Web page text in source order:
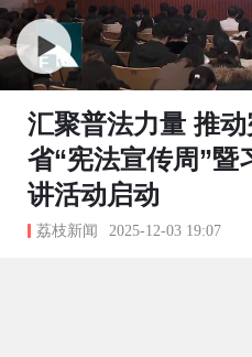
汇聚普法力量 推
省“宪法宣传周”暨
讲活动启动
荔枝新闻 2025-12-03 19:07